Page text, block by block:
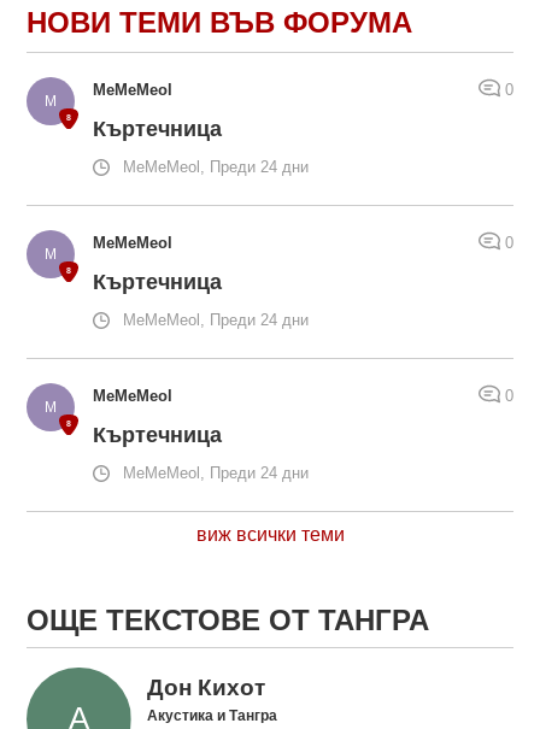
НОВИ ТЕМИ ВЪВ ФОРУМА
MeMeMeol 0
Къртечница
MeMeMeol, Преди 24 дни
MeMeMeol 0
Къртечница
MeMeMeol, Преди 24 дни
MeMeMeol 0
Къртечница
MeMeMeol, Преди 24 дни
виж всички теми
ОЩЕ ТЕКСТОВЕ ОТ ТАНГРА
Дон Кихот
Акустика и Тангра